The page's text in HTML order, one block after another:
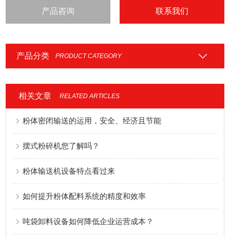
产品咨询 联系我们
产品分类 PRODUCT CATEGORY
相关文章 RELATED ARTICLES
粉体密闭输送的运用，安全、经济且节能
摆式粉碎机您了解吗？
粉体输送机设备特点看过来
如何提升粉体配料系统的精度和效率
吨袋卸料设备如何降低企业运营成本？